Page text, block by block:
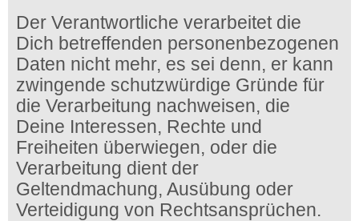
Der Verantwortliche verarbeitet die
Dich betreffenden personenbezogenen
Daten nicht mehr, es sei denn, er kann
zwingende schutzwürdige Gründe für
die Verarbeitung nachweisen, die
Deine Interessen, Rechte und
Freiheiten überwiegen, oder die
Verarbeitung dient der
Geltendmachung, Ausübung oder
Verteidigung von Rechtsansprüchen.